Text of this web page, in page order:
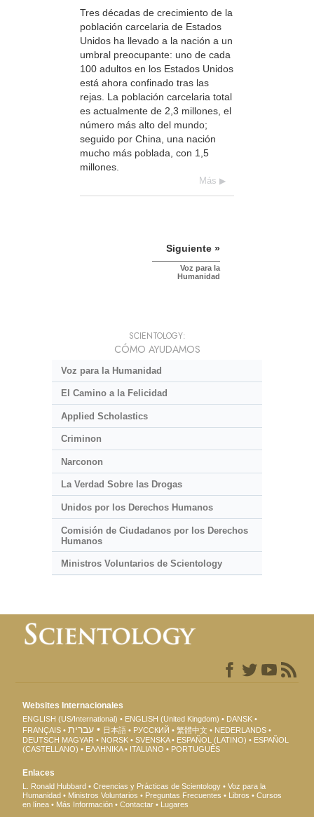
Tres décadas de crecimiento de la
población carcelaria de Estados
Unidos ha llevado a la nación a un
umbral preocupante: uno de cada
100 adultos en los Estados Unidos
está ahora confinado tras las
rejas. La población carcelaria total
es actualmente de 2,3 millones, el
número más alto del mundo;
seguido por China, una nación
mucho más poblada, con 1,5
millones.
Más
Siguiente »
Voz para la
Humanidad
SCIENTOLOGY:
CÓMO AYUDAMOS
Voz para la Humanidad
El Camino a la Felicidad
Applied Scholastics
Criminon
Narconon
La Verdad Sobre las Drogas
Unidos por los Derechos Humanos
Comisión de Ciudadanos por los Derechos
Humanos
Ministros Voluntarios de Scientology
Websites Internacionales
ENGLISH (US/International) ENGLISH (United Kingdom)
DANSK
FRANÇAIS
עברית 日本語 РУССКИЙ 繁體中文
NEDERLANDS
DEUTSCH MAGYAR NORSK SVENSKA ESPAÑOL (LATINO)
ESPAÑOL
(CASTELLANO)
ΕΛΛΗΝΙΚA ITALIANO PORTUGUÊS
Enlaces
L. Ronald Hubbard Creencias y Prácticas de Scientology
Voz para la
Humanidad
Ministros Voluntarios Preguntas Frecuentes Libros
Cursos
en línea
Más Información Contactar Lugares